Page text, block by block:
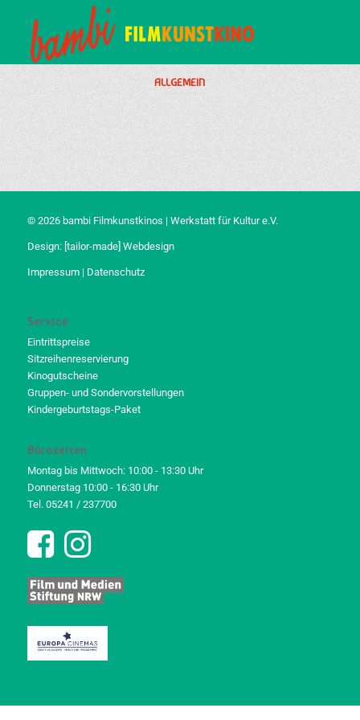
ALLGEMEIN
© 2026 bambi Filmkunstkinos | Werkstatt für Kultur e.V.
Design: [tailor-made] Webdesign
Impressum| Datenschutz
Service
Eintrittspreise
Sitzreihenreservierung
Kinogutscheine
Gruppen- und Sondervorstellungen
Kindergeburtstags-Paket
Bürozeiten
Montag bis Mittwoch: 10:00 - 13:30 Uhr
Donnerstag 10:00 - 16:30 Uhr
Tel. 05241 / 237700